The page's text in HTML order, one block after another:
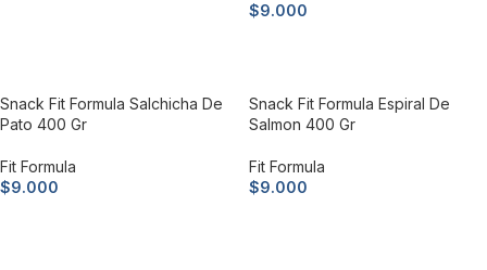
$9.000
Snack Fit Formula Salchicha De
Pato 400 Gr
Fit Formula
$9.000
Snack Fit Formula Espiral De
Salmon 400 Gr
Fit Formula
$9.000